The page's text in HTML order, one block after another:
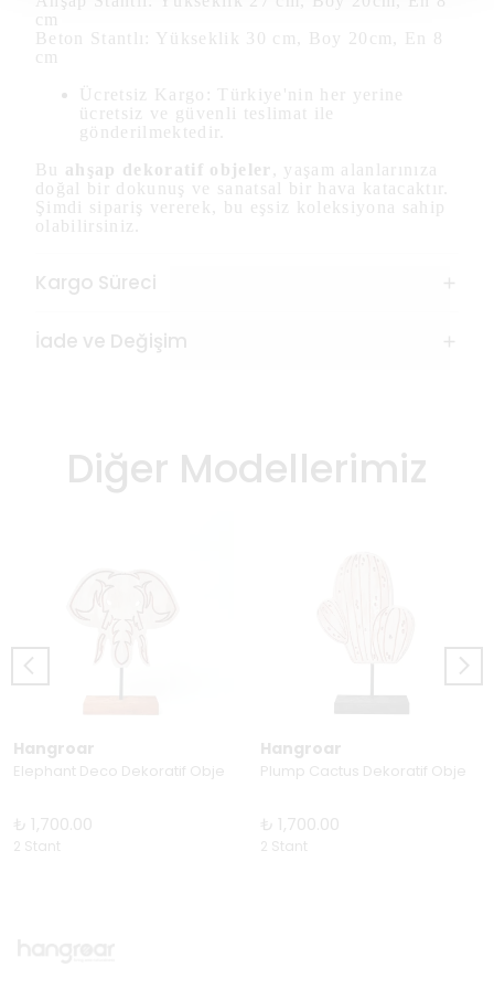
cm
Beton Stantlı: Yükseklik 30 cm, Boy 20cm, En 8
cm
Ücretsiz Kargo: Türkiye'nin her yerine
ücretsiz ve güvenli teslimat ile
gönderilmektedir.
Bu ahşap dekoratif objeler
, yaşam alanlarınıza
doğal bir dokunuş ve sanatsal bir hava katacaktır.
Şimdi sipariş vererek, bu eşsiz koleksiyona sahip
olabilirsiniz.
Kargo Süreci
İade ve Değişim
Diğer Modellerimiz
Hangroar
Elephant Deco Dekoratif Obje
₺ 1,700.00
2 Stant
Hangroar
Plump Cactus Dekoratif Obje
₺ 1,700.00
2 Stant